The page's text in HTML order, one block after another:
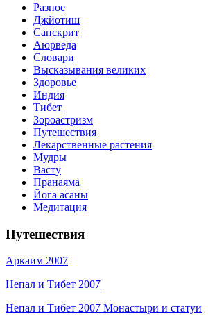
Разное
Джйотиш
Санскрит
Аюрведа
Словари
Высказывания великих
Здоровье
Индия
Тибет
Зороастризм
Путешествия
Лекарственные растения
Мудры
Васту
Пранаяма
Йога асаны
Медитация
Путешествия
Аркаим 2007
Непал и Тибет 2007
Непал и Тибет 2007 Монастыри и статуи